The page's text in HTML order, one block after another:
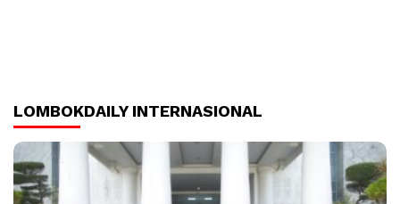
LOMBOKDAILY INTERNASIONAL